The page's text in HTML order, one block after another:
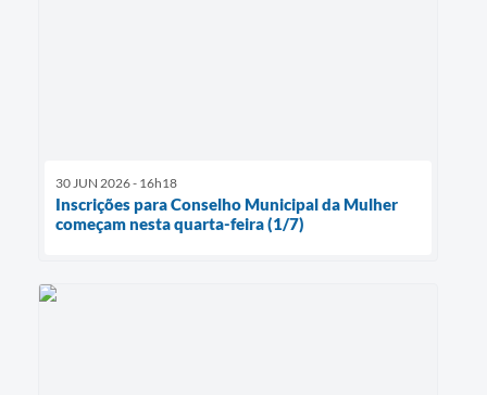
30 JUN 2026 - 16h18
Inscrições para Conselho Municipal da Mulher
começam nesta quarta-feira (1/7)